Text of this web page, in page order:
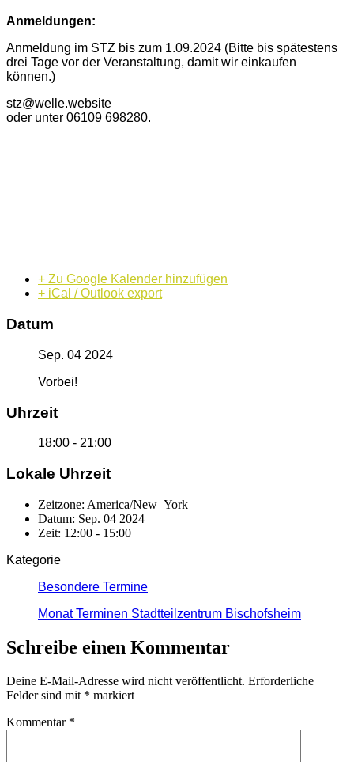
Anmeldungen:
Anmeldung im STZ bis zum 1.09.2024 (Bitte bis spätestens
drei Tage vor der Veranstaltung, damit wir einkaufen
können.)
stz@welle.website
oder unter 06109 698280.
+ Zu Google Kalender hinzufügen
+ iCal / Outlook export
Datum
Sep. 04 2024
Vorbei!
Uhrzeit
18:00 - 21:00
Lokale Uhrzeit
Zeitzone: America/New_York
Datum: Sep. 04 2024
Zeit: 12:00 - 15:00
Kategorie
Besondere Termine
Monat Terminen Stadtteilzentrum Bischofsheim
Schreibe einen Kommentar
Deine E-Mail-Adresse wird nicht veröffentlicht. Erforderliche
Felder sind mit * markiert
Kommentar *